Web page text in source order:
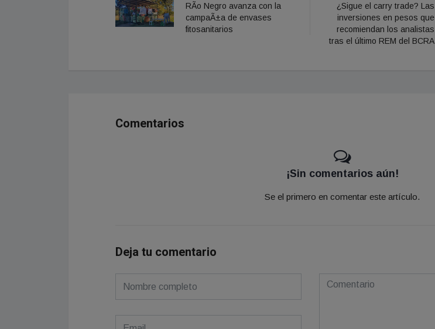
RÃ­o Negro avanza con la
campaÃ±a de envases
fitosanitarios
¿Sigue el carry trade? Las
inversiones en pesos que
recomiendan los analistas
tras el último REM del BCRA
Comentarios
¡Sin comentarios aún!
Se el primero en comentar este artículo.
Deja tu comentario